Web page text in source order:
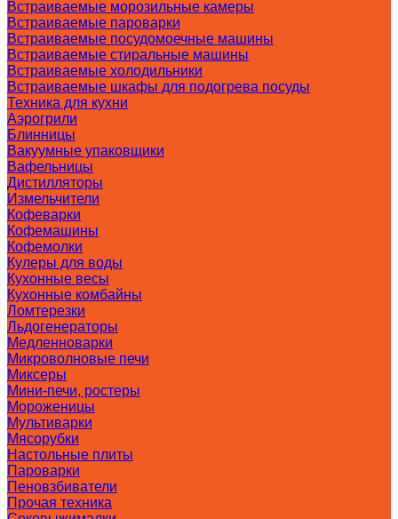
Встраиваемые морозильные камеры
Встраиваемые пароварки
Встраиваемые посудомоечные машины
Встраиваемые стиральные машины
Встраиваемые холодильники
Встраиваемые шкафы для подогрева посуды
Техника для кухни
Аэрогрили
Блинницы
Вакуумные упаковщики
Вафельницы
Дистилляторы
Измельчители
Кофеварки
Кофемашины
Кофемолки
Кулеры для воды
Кухонные весы
Кухонные комбайны
Ломтерезки
Льдогенераторы
Медленноварки
Микроволновые печи
Миксеры
Мини-печи, ростеры
Мороженицы
Мультиварки
Мясорубки
Настольные плиты
Пароварки
Пеновзбиватели
Прочая техника